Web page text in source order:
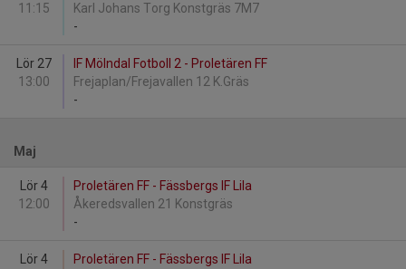
11:15
Karl Johans Torg Konstgräs 7M7
-
Lör 27
13:00
IF Mölndal Fotboll 2 - Proletären FF
Frejaplan/Frejavallen 12 K.Gräs
-
Maj
Lör 4
12:00
Proletären FF - Fässbergs IF Lila
Åkeredsvallen 21 Konstgräs
-
Lör 4
Proletären FF - Fässbergs IF Lila